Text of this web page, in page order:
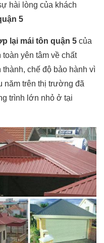
hài lòng của khách
5
lại mái tôn quận 5 của
yên tâm về chất
chế độ bảo hành vì
năm trên thị trường đã
trình lớn nhỏ ở tại